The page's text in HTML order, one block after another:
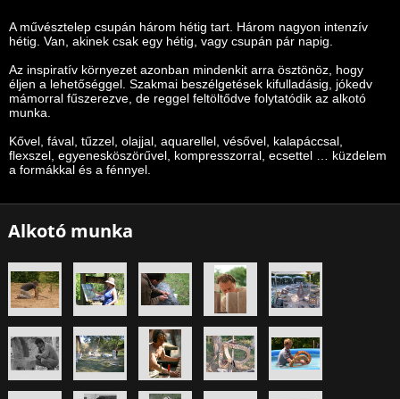
A művésztelep csupán három hétig tart. Három nagyon intenzív
hétig. Van, akinek csak egy hétig, vagy csupán pár napig.
Az inspiratív környezet azonban mindenkit arra ösztönöz, hogy
éljen a lehetőséggel. Szakmai beszélgetések kifulladásig, jókedv
mámorral fűszerezve, de reggel feltöltődve folytatódik az alkotó
munka.
Kővel, fával, tűzzel, olajjal, aquarellel, vésővel, kalapáccsal,
flexszel, egyenesköszörűvel, kompresszorral, ecsettel … küzdelem
a formákkal és a fénnyel.
Alkotó munka